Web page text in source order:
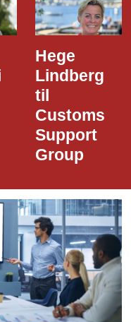
Dette er
den nye
i Narvik
Havn